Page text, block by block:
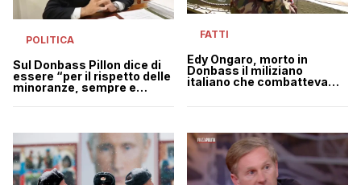
POLITICA
Sul Donbass Pillon dice di
essere “per il rispetto delle
minoranze, sempre e
FATTI
Edy Ongaro, morto in
Donbass il miliziano
italiano che combatteva